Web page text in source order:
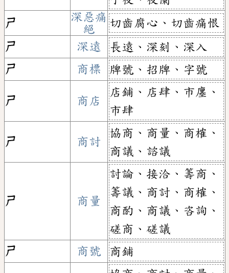
ㄕ
深惡痛
絕
切齒腐心、切齒痛恨
ㄕ
深遠
長遠、深刻、深入
ㄕ
商標 牌號、招牌、字號
ㄕ 商店
店鋪、店肆、市廛、
市肆
ㄕ 商討
協商、商量、商榷、
商議、諮議
ㄕ 商量
討論、接洽、籌商、
籌議、商討、商榷、
商酌、商議、咨詢、
磋商、磋議
ㄕ
商號 商鋪